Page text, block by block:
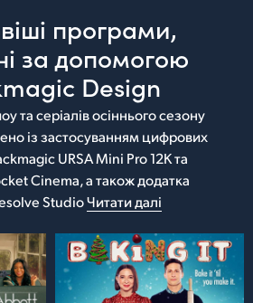
програми,
за допомогою
Design
та серіалів осіннього сезону
із застосуванням цифрових
URSA Mini Pro 12K та
Cinema, а також додатка
StudioЧитати далі